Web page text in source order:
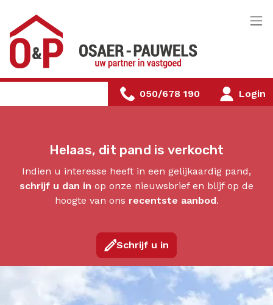
050/678 190 Login
Helaas, dit pand is verkocht
Indien u interesse heeft in een gelijkaardig pand,
schrijf u dan in op onze nieuwsbrief en blijf op de
hoogte van ons recentste aanbod.
Schrijf u in